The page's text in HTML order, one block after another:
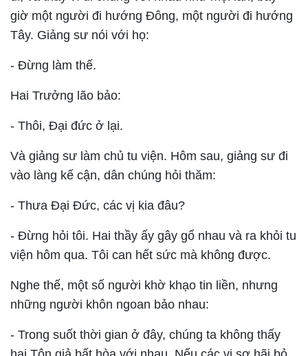
giờ một người đi hướng Ðông, một người đi hướng
Tây. Giảng sư nói với họ:
- Ðừng làm thế.
Hai Trưởng lão bảo:
- Thôi, Ðại đức ở lại.
Và giảng sư làm chủ tu viện. Hôm sau, giảng sư đi
vào làng kế cận, dân chúng hỏi thăm:
- Thưa Ðại Ðức, các vị kia đâu?
- Ðừng hỏi tôi. Hai thầy ấy gây gổ nhau và ra khỏi tu
viện hôm qua. Tôi can hết sức mà không được.
Nghe thế, một số người khờ khạo tin liền, nhưng
những người khôn ngoan bảo nhau:
- Trong suốt thời gian ở đây, chúng ta không thấy